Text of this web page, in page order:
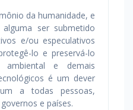
da humanidade, e
ser submetido
e/ou especulativos
lo e preservá-lo
ambiental e demais
é um dever
a todas pessoas,
e países.